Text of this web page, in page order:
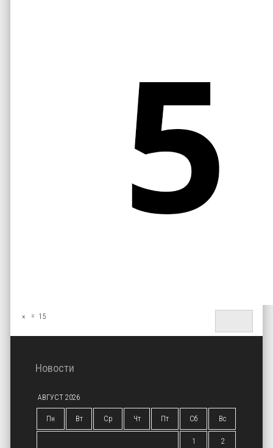
× = 15
Новости
АВГУСТ 2026
Пн Вт Ср Чт Пт Сб Вс
1 2